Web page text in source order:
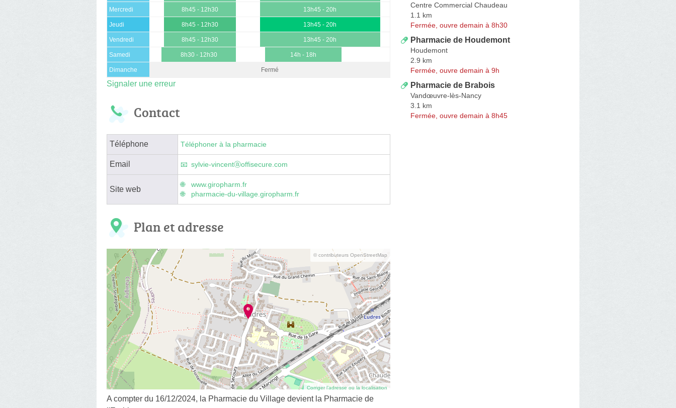
Mercredi 8h45 - 12h30 13h45 - 20h
Jeudi 8h45 - 12h30 13h45 - 20h
Vendredi 8h45 - 12h30 13h45 - 20h
Samedi 8h30 - 12h30 14h - 18h
Dimanche Fermé
Signaler une erreur
Contact
Téléphone Téléphoner à la pharmacie
Email sylvie-vincentⓐoffisecure.com
Site web
www.giropharm.fr
pharmacie-du-village.giropharm.fr
Plan et adresse
© contributeurs OpenStreetMap
Corriger l’adresse ou la localisation
A compter du 16/12/2024, la Pharmacie du Village devient la Pharmacie de
Centre Commercial Chaudeau
1.1 km
Fermée, ouvre demain à 8h30
Pharmacie de Houdemont
Houdemont
2.9 km
Fermée, ouvre demain à 9h
Pharmacie de Brabois
Vandœuvre-lès-Nancy
3.1 km
Fermée, ouvre demain à 8h45